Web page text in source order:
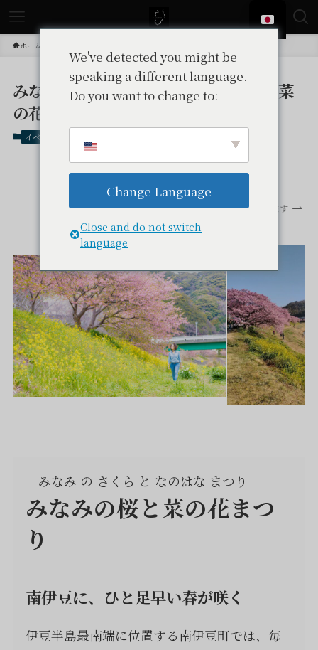
ホーム
みなみの桜と菜の花まつり｜河津桜と菜
の花が彩る南伊豆の春
イベント
スクロールできます
みなみ の さくら と なのはな まつり
みなみの桜と菜の花まつ
り
南伊豆に、ひと足早い春が咲く
伊豆半島最南端に位置する南伊豆町では、毎
We've detected you might be
speaking a different language.
Do you want to change to:
Change Language
Close and do not switch
language